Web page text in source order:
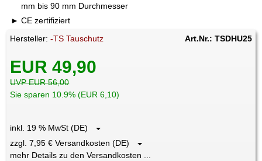
mm bis 90 mm Durchmesser
CE zertifiziert
Hersteller:-TS Tauschutz Art.Nr.: TSDHU25
EUR 49,90
UVP EUR 56,00
Sie sparen 10.9% (EUR 6,10)
inkl. 19 % MwSt (DE)
zzgl. 7,95 € Versandkosten (DE)
mehr Details zu den Versandkosten ...